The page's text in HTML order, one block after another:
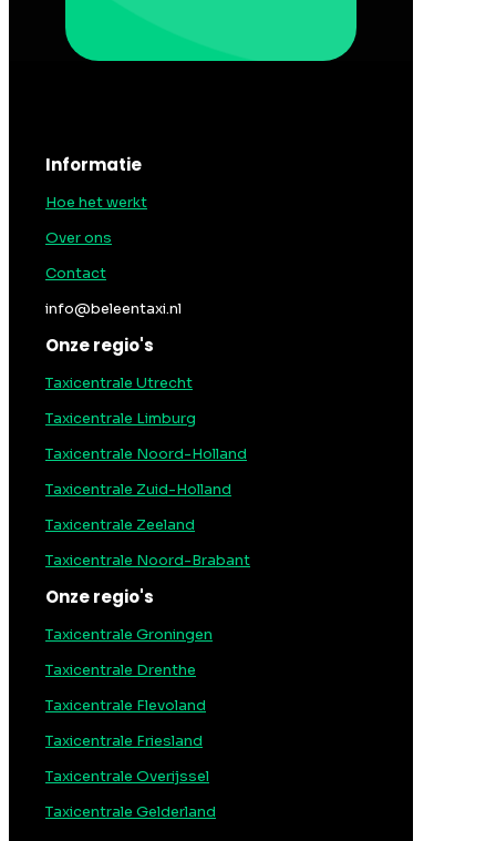
Informatie
Hoe het werkt
Over ons
Contact
info@beleentaxi.nl
Onze regio's
Taxicentrale Utrecht
Taxicentrale Limburg
Taxicentrale Noord-Holland
Taxicentrale Zuid-Holland
Taxicentrale Zeeland
Taxicentrale Noord-Brabant
Onze regio's
Taxicentrale Groningen
Taxicentrale Drenthe
Taxicentrale Flevoland
Taxicentrale Friesland
Taxicentrale Overijssel
Taxicentrale Gelderland